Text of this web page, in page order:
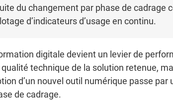
du changement par phase de cadrage
d’indicateurs d’usage en continu.
digitale devient un levier de
technique de la solution retenue,
d’un nouvel outil numérique passe
de cadrage.